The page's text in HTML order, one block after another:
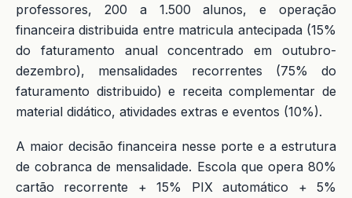
professores, 200 a 1.500 alunos, e operação
financeira distribuida entre matricula antecipada (15%
do faturamento anual concentrado em outubro-
dezembro), mensalidades recorrentes (75% do
faturamento distribuido) e receita complementar de
material didático, atividades extras e eventos (10%).
A maior decisão financeira nesse porte e a estrutura
de cobranca de mensalidade. Escola que opera 80%
cartão recorrente + 15% PIX automático + 5%